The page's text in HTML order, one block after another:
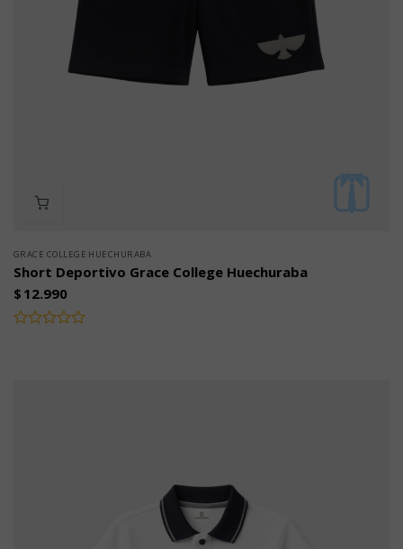
GRACE COLLEGE HUECHURABA
Short Deportivo Grace College Huechuraba
$ 12.990